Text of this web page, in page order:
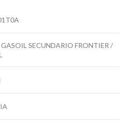
SECUNDARIO FRONTIER /